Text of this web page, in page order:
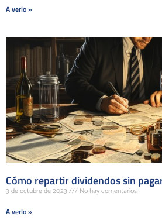
A verlo »
Cómo repartir dividendos sin
3 de octubre de 2023
No hay comentarios
A verlo »